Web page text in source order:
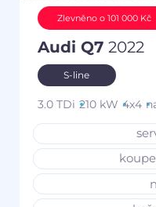
Zlevněno o 101 000 Kč
Audi Q7 2022
S-line
3.0 TDi 210 kW 4x4